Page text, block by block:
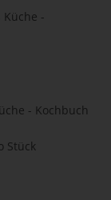
- Kochbuch
Stück